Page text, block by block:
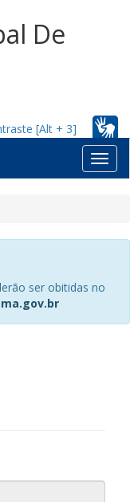
De
[Alt + 3]
ser obitidas no